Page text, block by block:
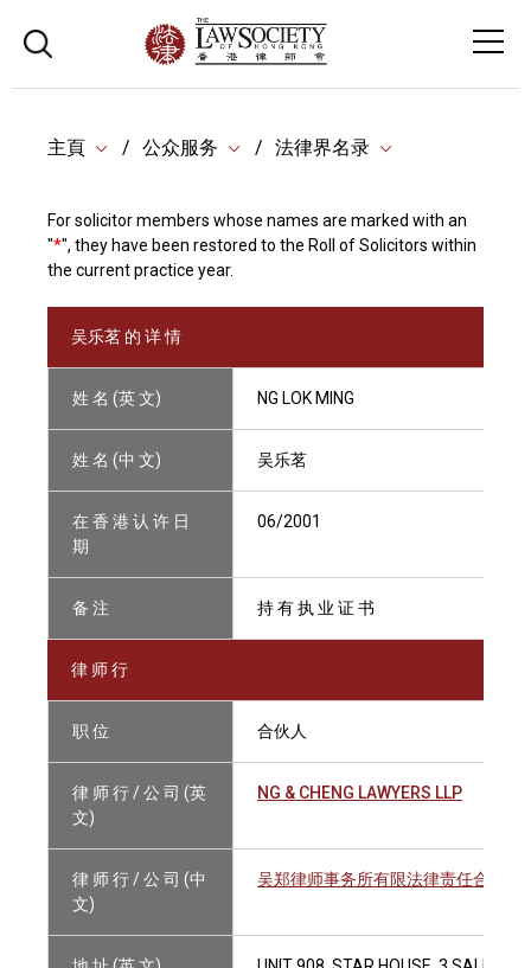
主頁 公众服务 法律界名录
For solicitor members whose names are marked with an
"*", they have been restored to the Roll of Solicitors within
the current practice year.
吴乐茗 的 详 情
姓 名 (英 文) NG LOK MING
姓 名 (中 文) 吴乐茗
在 香 港 认 许 日
期
06/2001
备 注 持 有 执 业 证 书
律 师 行
职 位 合伙人
律 师 行 / 公 司 (英
文)
NG & CHENG LAWYERS LLP
律 师 行 / 公 司 (中
文)
吴郑律师事务所有限法律责任合伙